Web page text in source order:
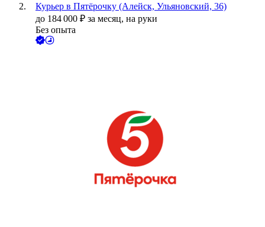
Курьер в Пятёрочку (Алейск, Ульяновский, 36)
до 184 000 ₽ за месяц, на руки
Без опыта